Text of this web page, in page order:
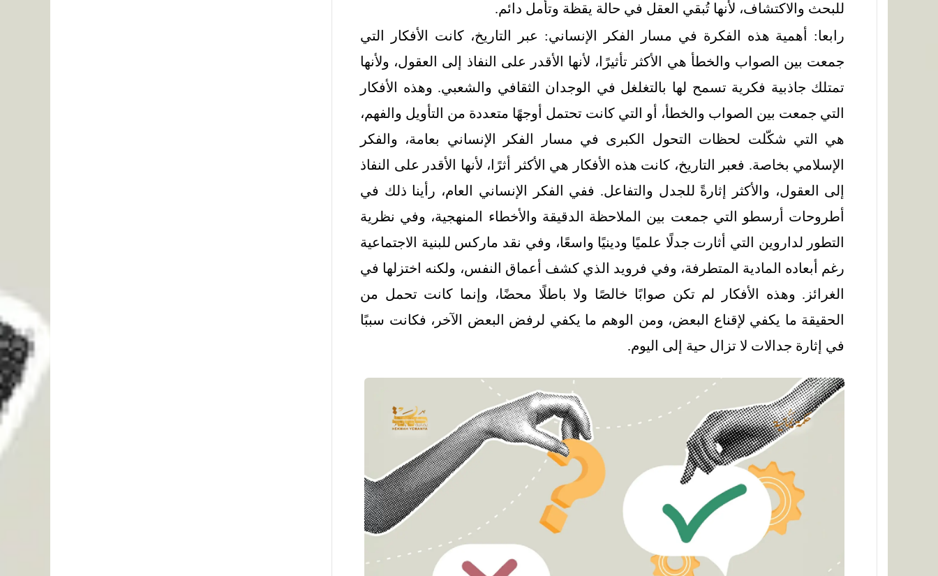
للبحث والاكتشاف، لأنها تُبقي العقل في حالة يقظة وتأمل دائم.
رابعا: أهمية هذه الفكرة في مسار الفكر الإنساني: عبر التاريخ، كانت الأفكار التي
جمعت بين الصواب والخطأ هي الأكثر تأثيرًا، لأنها الأقدر على النفاذ إلى العقول، ولأنها
تمتلك جاذبية فكرية تسمح لها بالتغلغل في الوجدان الثقافي والشعبي. وهذه الأفكار
التي جمعت بين الصواب والخطأ، أو التي كانت تحتمل أوجهًا متعددة من التأويل والفهم،
هي التي شكّلت لحظات التحول الكبرى في مسار الفكر الإنساني بعامة، والفكر
الإسلامي بخاصة. فعبر التاريخ، كانت هذه الأفكار هي الأكثر أثرًا، لأنها الأقدر على النفاذ
إلى العقول، والأكثر إثارةً للجدل والتفاعل. ففي الفكر الإنساني العام، رأينا ذلك في
أطروحات أرسطو التي جمعت بين الملاحظة الدقيقة والأخطاء المنهجية، وفي نظرية
التطور لداروين التي أثارت جدلًا علميًا ودينيًا واسعًا، وفي نقد ماركس للبنية الاجتماعية
رغم أبعاده المادية المتطرفة، وفي فرويد الذي كشف أعماق النفس، ولكنه اختزلها في
الغرائز. وهذه الأفكار لم تكن صوابًا خالصًا ولا باطلًا محضًا، وإنما كانت تحمل من
الحقيقة ما يكفي لإقناع البعض، ومن الوهم ما يكفي لرفض البعض الآخر، فكانت سببًا
في إثارة جدالات لا تزال حية إلى اليوم.